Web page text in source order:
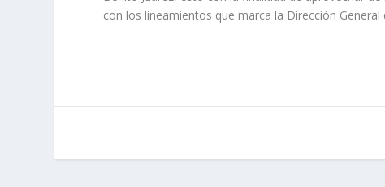
con los lineamientos que marca la Dirección General